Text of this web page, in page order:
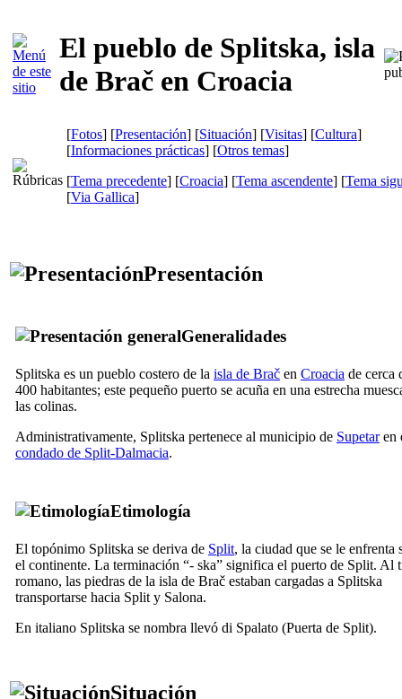
El pueblo de Splitska, isla
de Brač en Croacia
[Fotos] [Presentación] [Situación] [Visitas] [Cultura]
[Informaciones prácticas] [Otros temas]
[Tema precedente] [Croacia] [Tema ascendente] [Tema
[Via Gallica]
Presentación
Generalidades
Splitska es un pueblo costero de la isla de Brač en Croacia de cerca
400 habitantes; este pequeño puerto se acuña en una estrecha
las colinas.
Administrativamente, Splitska pertenece al municipio de Supetaren
condado de Split-Dalmacia.
Etimología
El topónimo Splitska se deriva de Split, la ciudad que se le enfrenta
el continente. La terminación “- ska” significa el puerto de Split. Al
romano, las piedras de la isla de Brač estaban cargadas a Splitska
transportarse hacia Split y Salona.
En italiano Splitska se nombra llevó di Spalato (Puerta de Split).
Situación